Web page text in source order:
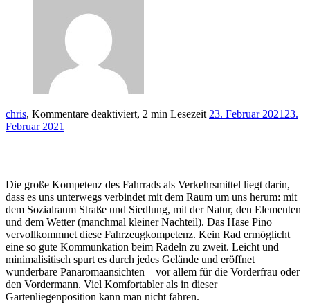
Autor
chris, Kommentare deaktiviertfür
, 2 min Lesezeit 23. Februar 2021 23.
Februar 2021
Die große Kompetenz des Fahrrads als Verkehrsmittel liegt darin,
dass es uns unterwegs verbindet mit dem Raum um uns herum: mit
dem Sozialraum Straße und Siedlung, mit der Natur, den Elementen
und dem Wetter (manchmal kleiner Nachteil). Das Hase Pino
vervollkommnet diese Fahrzeugkompetenz. Kein Rad ermöglicht
eine so gute Kommunkation beim Radeln zu zweit. Leicht und
minimalisitisch spurt es durch jedes Gelände und eröffnet
wunderbare Panaromaansichten – vor allem für die Vorderfrau oder
den Vordermann. Viel Komfortabler als in dieser
Gartenliegenposition kann man nicht fahren.